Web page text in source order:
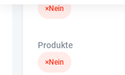
×Nein
Produkte
×Nein